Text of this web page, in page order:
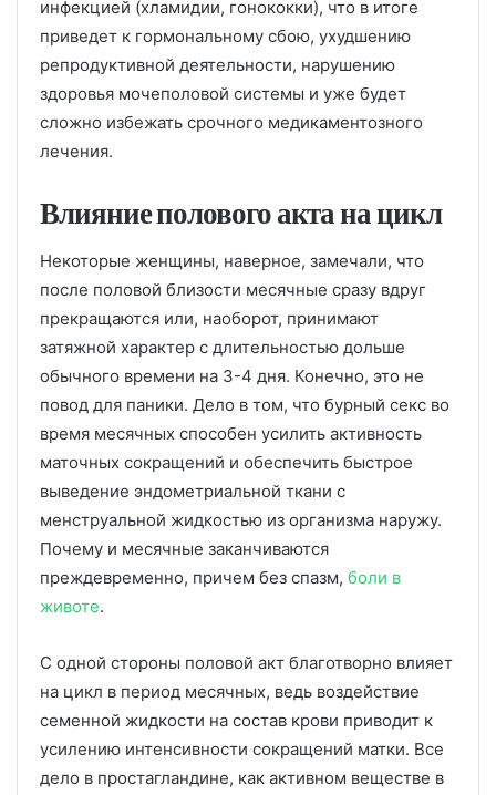
инфекцией (хламидии, гонококки), что в итоге
приведет к гормональному сбою, ухудшению
репродуктивной деятельности, нарушению
здоровья мочеполовой системы и уже будет
сложно избежать срочного медикаментозного
лечения.
Влияние полового акта на цикл
Некоторые женщины, наверное, замечали, что
после половой близости месячные сразу вдруг
прекращаются или, наоборот, принимают
затяжной характер с длительностью дольше
обычного времени на 3-4 дня. Конечно, это не
повод для паники. Дело в том, что бурный секс во
время месячных способен усилить активность
маточных сокращений и обеспечить быстрое
выведение эндометриальной ткани с
менструальной жидкостью из организма наружу.
Почему и месячные заканчиваются
преждевременно, причем без спазм, боли в
животе.
С одной стороны половой акт благотворно влияет
на цикл в период месячных, ведь воздействие
семенной жидкости на состав крови приводит к
усилению интенсивности сокращений матки. Все
дело в простагландине, как активном веществе в